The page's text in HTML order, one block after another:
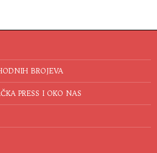
BROJEVA
PRESS I OKO NAS